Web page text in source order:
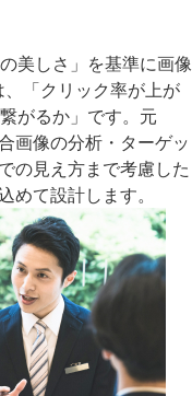
美しさ」を基準に画像
「クリック率が上が
がるか」です。元
画像の分析・ターゲッ
の見え方まで考慮した
めて設計します。